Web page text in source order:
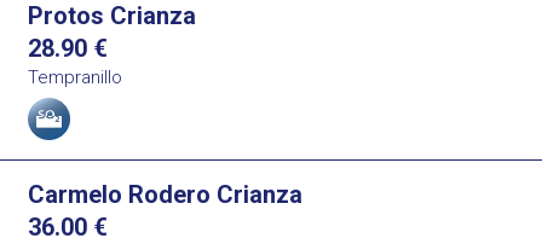
Protos Crianza
28.90 €
Tempranillo
Allergens
Carmelo Rodero Crianza
36.00 €